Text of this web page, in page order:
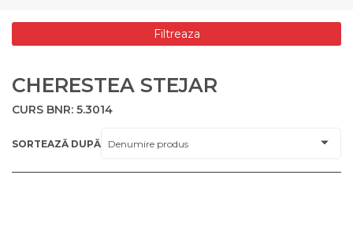
CHERESTEA STEJAR
CURS BNR: 5.3014
SORTEAZĂ DUPĂ
Filtreaza